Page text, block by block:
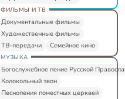
ФИЛЬМЫ И ТВ
Документальные фильмы
Художественные фильмы
ТВ-передачи
Семейное кино
МУЗЫКА
Богослужебное пение Русской
Колокольный звон
Песнопения поместных церквей